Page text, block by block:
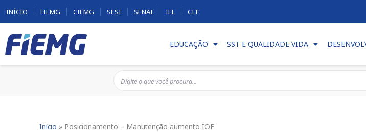
INÍCIO FIEMG CIEMG SESI SENAI IEL CIT
EDUCAÇÃO SST E QUALIDADE VIDA
Início » Posicionamento – Manutenção aumento IOF